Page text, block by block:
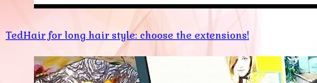
TedHair for long hair style: choose the extensions!